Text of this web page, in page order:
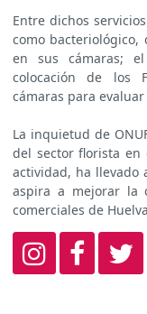
Entre dichos
como bacteriológico,
en sus cámaras;
colocación de los
cámaras para
La inquietud de
del sector florista en
actividad, ha llevado
aspira a mejorar la
comerciales de